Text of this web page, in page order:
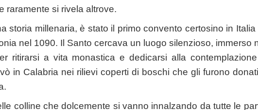
raramente si rivela altrove.
storia millenaria, è stato il primo convento certosino in Italia
nel 1090. Il Santo cercava un luogo silenzioso, immerso
ritirarsi a vita monastica e dedicarsi alla
in Calabria nei rilievi coperti di boschi che gli furono
colline che dolcemente si vanno innalzando da tutte le